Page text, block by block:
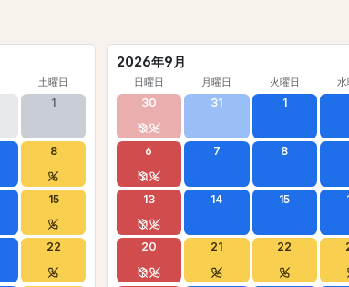
土曜日
1
8
15
22
2026年9月
日曜日 月曜日 火曜日 水
30 31 1
6 7 8
13 14 15
20 21 22